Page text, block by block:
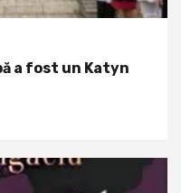
a fost un Katyn